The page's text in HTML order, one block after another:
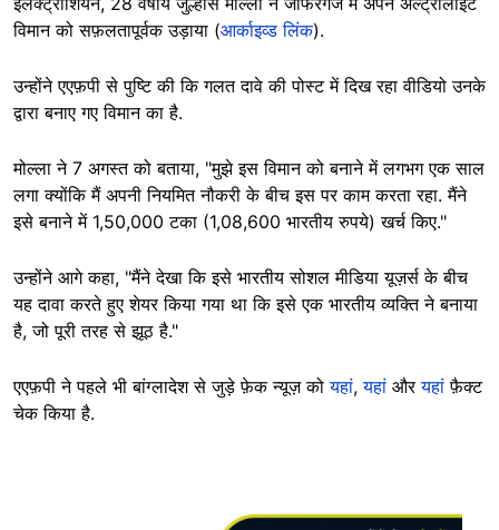
विमान को सफ़लतापूर्वक उड़ाया (आर्काइव्ड लिंक).
उन्होंने एएफ़पी से पुष्टि की कि गलत दावे की पोस्ट में दिख रहा वीडियो उनके
द्वारा बनाए गए विमान का है.
मोल्ला ने 7 अगस्त को बताया, "मुझे इस विमान को बनाने में लगभग एक साल
लगा क्योंकि मैं अपनी नियमित नौकरी के बीच इस पर काम करता रहा. मैंने
इसे बनाने में 1,50,000 टका (1,08,600 भारतीय रुपये) खर्च किए."
उन्होंने आगे कहा, "मैंने देखा कि इसे भारतीय सोशल मीडिया यूज़र्स के बीच
यह दावा करते हुए शेयर किया गया था कि इसे एक भारतीय व्यक्ति ने बनाया
है, जो पूरी तरह से झूठ है."
एएफ़पी ने पहले भी बांग्लादेश से जुड़े फ़ेक न्यूज़ कोयहां,यहां औरयहांफ़ैक्ट
चेक किया है.